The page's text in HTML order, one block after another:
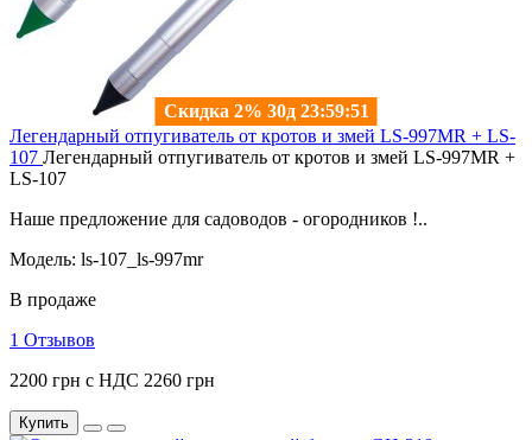
Легендарный отпугиватель от кротов и змей LS-997MR + LS-
107 Легендарный отпугиватель от кротов и змей LS-997MR +
LS-107
Наше предложение для садоводов - огородников !..
Модель: ls-107_ls-997mr
В продаже
1 Отзывов
2200 грн с НДС 2260 грн
Купить